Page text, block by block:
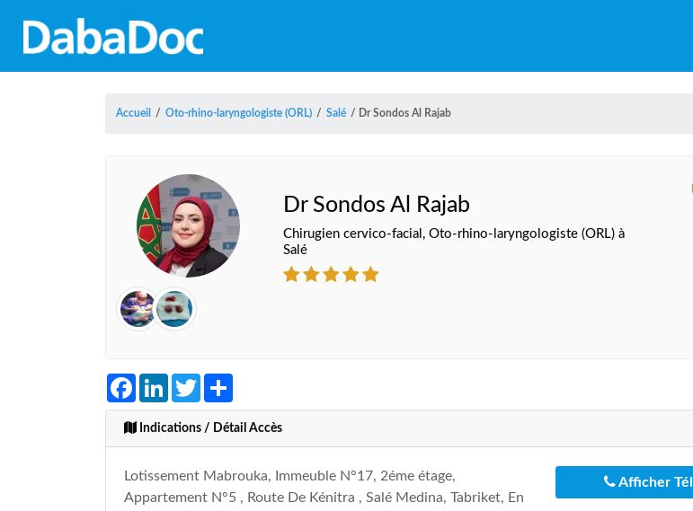
Accueil / Oto-rhino-laryngologiste (ORL) / Salé / Dr Sondos Al Rajab
Dr Sondos Al Rajab
Chirugien cervico-facial, Oto-rhino-laryngologiste (ORL) à
Salé
FacebookLinkedInTwitter
Indications / Détail Accès
Lotissement Mabrouka, Immeuble N°17, 2éme étage,
Appartement N°5 , Route De Kénitra , Salé Medina, Tabriket, En
Afficher Tél